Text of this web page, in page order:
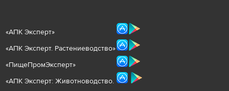
«АПК Эксперт»
«АПК Эксперт. Растениеводство»
«ПищеПромЭксперт»
«АПК Эксперт: Животноводство.